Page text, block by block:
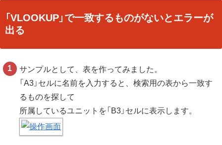
「VLOOKUP」で一致するものがないとエラーが
出る
サンプルとして、表を作ってみました。
「A3」セルに名前を入力すると、検索用の表から一致す
るものを探して
所属しているユニットを「B3」セルに表示します。